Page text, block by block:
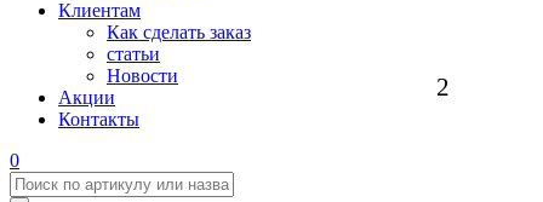
Клиентам
Как сделать заказ
статьи
Новости
Акции
Контакты
0
2